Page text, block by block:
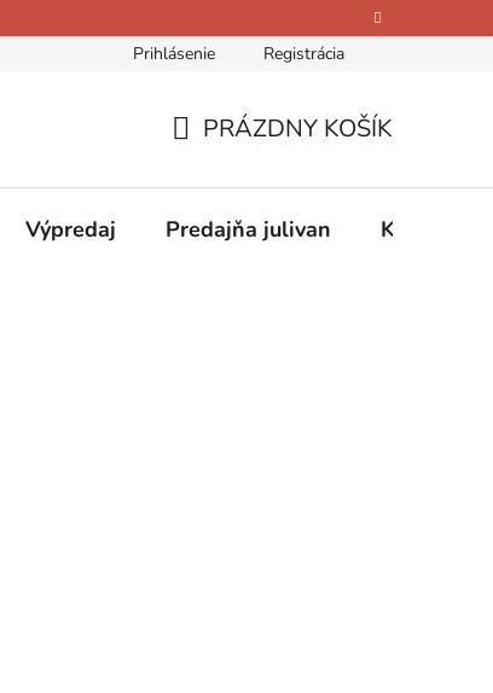
Kontakty O nás Hodnotenie obchodu
Prihlásenie Registrácia
KOŠÍK
PRÁZDNY KOŠÍK
Výpredaj Predajňa julivan Kontakty